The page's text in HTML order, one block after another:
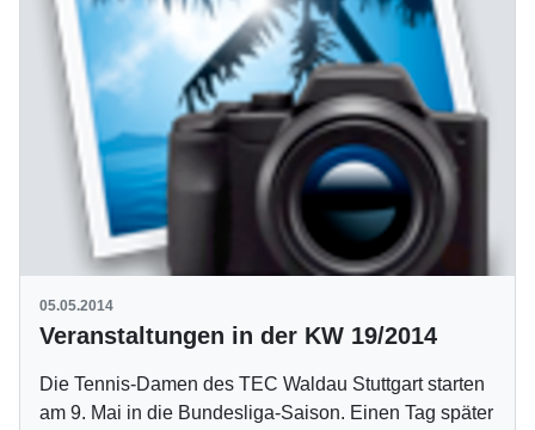
05.05.2014
Veranstaltungen in der KW 19/2014
Die Tennis-Damen des TEC Waldau Stuttgart starten
am 9. Mai in die Bundesliga-Saison. Einen Tag später